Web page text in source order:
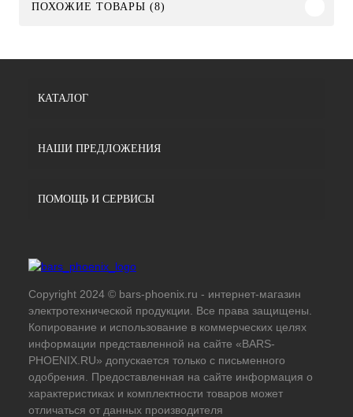
ПОХОЖИЕ ТОВАРЫ (8)
КАТАЛОГ
НАШИ ПРЕДЛОЖЕНИЯ
ПОМОЩЬ И СЕРВИСЫ
Copyright 2024 © bars-phoenix.ru - интернет-магазин
электротехнической продукции. Все права защищены.
Копирование и использование в коммерческих целях
информации представленной на сайте «BARS-
PHOENIX.RU» допускается только с письменного
одобрения. Предоставленная на сайте информация о
характеристиках и комплектности товаров может
отличаться от данных производителя